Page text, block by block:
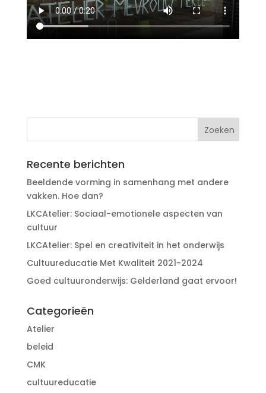
Recente berichten
Beeldende vorming in samenhang met andere
vakken. Hoe dan?
LKCAtelier: Sociaal-emotionele aspecten van
cultuur
LKCAtelier: Spel en creativiteit in het onderwijs
Cultuureducatie Met Kwaliteit 2021-2024
Goed cultuuronderwijs: Gelderland gaat ervoor!
Categorieën
Atelier
beleid
CMK
cultuureducatie